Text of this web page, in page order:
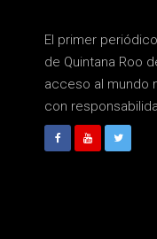
El primer
de Quintana Roo
acceso al mundo
con